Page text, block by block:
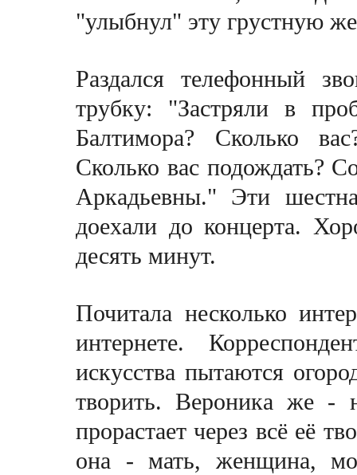
"улыбнул" эту грустную
Раздался телефонный
трубку: "Застряли в
Балтимора? Сколько
Сколько вас подождать?
Аркадьевны." Эти
доехали до концерта.
десять минут.
Почитала несколько
интернете.
искусства пытаются
творить. Вероника же -
прорастает через всё её
она - мать, женщина,